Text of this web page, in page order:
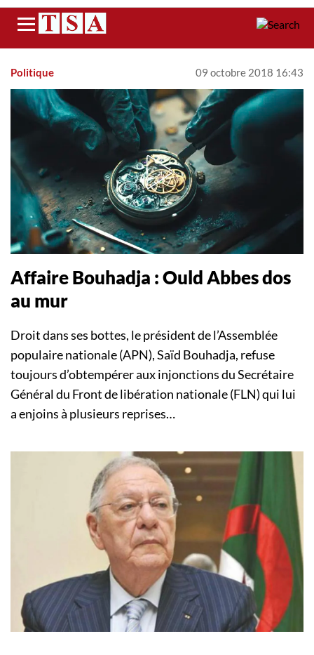
Menu
Politique 09 octobre 2018 16:43
Affaire Bouhadja : Ould Abbes dos
au mur
Droit dans ses bottes, le président de l’Assemblée
populaire nationale (APN), Saïd Bouhadja, refuse
toujours d’obtempérer aux injonctions du Secrétaire
Général du Front de libération nationale (FLN) qui lui
a enjoins à plusieurs reprises…